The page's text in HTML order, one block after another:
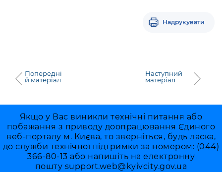
Надрукувати
Попередні
й матеріал
Наступний
матеріал
Якщо у Вас виникли технічні питання або
побажання з приводу доопрацювання Єдиного
веб-порталу м. Києва, то зверніться, будь ласка,
до служби технічної підтримки за номером: (044)
366-80-13 або напишіть на електронну
пошту support.web@kyivcity.gov.ua